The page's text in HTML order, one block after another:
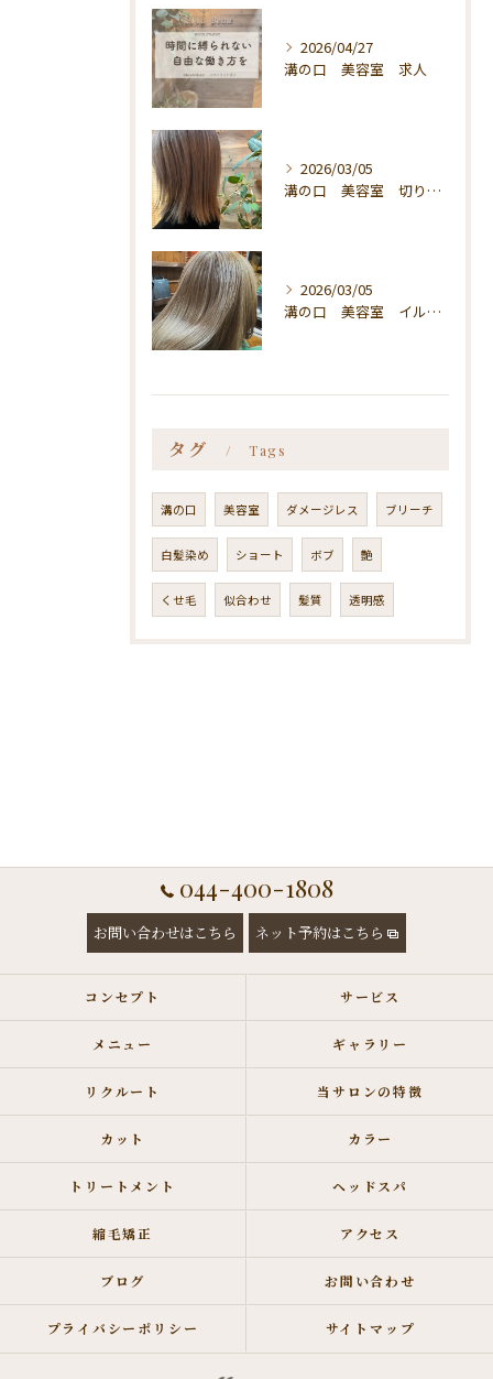
2026/04/27
溝の口 美容室 求人
2026/03/05
溝の口 美容室 切りっぱなしボブ
2026/03/05
溝の口 美容室 イルミナカラー
タグ Tags
溝の口 美容室 ダメージレス ブリーチ
白髪染め ショート ボブ 艶
くせ毛 似合わせ 髪質 透明感
044-400-1808
お問い合わせはこちら ネット予約はこちら
コンセプト サービス
メニュー ギャラリー
リクルート 当サロンの特徴
カット カラー
トリートメント ヘッドスパ
縮毛矯正 アクセス
ブログ お問い合わせ
プライバシーポリシー サイトマップ